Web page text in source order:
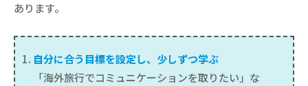
あります。
自分に合う目標を設定し、少しずつ学ぶ
「海外旅行でコミュニケーションを取りたい」な